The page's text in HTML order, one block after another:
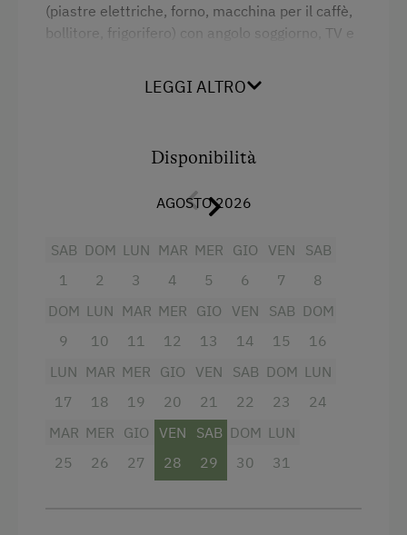
(piastre elettriche, forno, macchina per il caffè,
bollitore, frigorifero) con angolo soggiorno, TV e
doccia/WC con finestra. Balcone rivolto a sud
con sedie. Servizio pane fresco
Bambini fino a 14 anni nella camera dei genitori
15 EUR per adulto aggiuntivo
finali
Servizi
Radio
Vista sulla montagna
Forno
LEGGI ALTRO
Disponibilità
AGOSTO 2026
SAB
1
DOM
2
LUN
3
MAR
4
MER
5
GIO
6
VEN
7
SAB
8
DOM
9
LUN
10
MAR
11
MER
12
GIO
13
VEN
14
SAB
15
DOM
16
LUN
17
MAR
18
MER
19
GIO
20
VEN
21
SAB
22
DOM
23
LUN
24
MAR
25
MER
26
GIO
27
VEN
28
SAB
29
DOM
30
LUN
31